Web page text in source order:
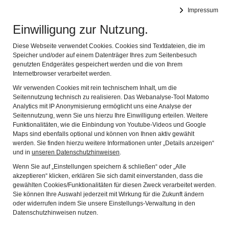
Impressum
Einwilligung zur Nutzung.
Diese Webseite verwendet Cookies. Cookies sind Textdateien, die im
Speicher und/oder auf einem Datenträger Ihres zum Seitenbesuch
genutzten Endgerätes gespeichert werden und die von Ihrem
Internetbrowser verarbeitet werden.
Wir verwenden Cookies mit rein technischem Inhalt, um die
Seitennutzung technisch zu realisieren. Das Webanalyse-Tool Matomo
Analytics mit IP Anonymisierung ermöglicht uns eine Analyse der
Seitennutzung, wenn Sie uns hierzu Ihre Einwilligung erteilen. Weitere
Funktionalitäten, wie die Einbindung von Youtube-Videos und Google
Maps sind ebenfalls optional und können von Ihnen aktiv gewählt
werden. Sie finden hierzu weitere Informationen unter „Details anzeigen“
und in unseren Datenschutzhinweisen.
Wenn Sie auf „Einstellungen speichern & schließen“ oder „Alle
akzeptieren“ klicken, erklären Sie sich damit einverstanden, dass die
gewählten Cookies/Funktionalitäten für diesen Zweck verarbeitet werden.
Sie können Ihre Auswahl jederzeit mit Wirkung für die Zukunft ändern
oder widerrufen indem Sie unsere Einstellungs-Verwaltung in den
Datenschutzhinweisen nutzen.
Stianghaus-Konzert mit der Gruppe
Zwischenklänge Der A-capella-Chor Zwischenklänge
veranstaltete ein "Stianghaus-Konzert" im
Museumsgebäude.
Vortrag - Erwin Remmele - Mein Bruder Ole, der
MassaiErwin Remmele berichtet eindrucksvoll über
seine Aktivitäten im Rahmen des AKO - Arbeitskreises